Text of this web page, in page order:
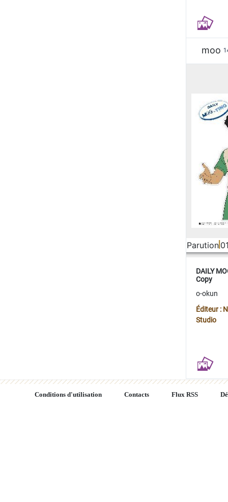
moo
Parution
DAILY
Copy
o-okun
Éditeur :
Studio
Conditions d'utilisation Contacts Flux RSS